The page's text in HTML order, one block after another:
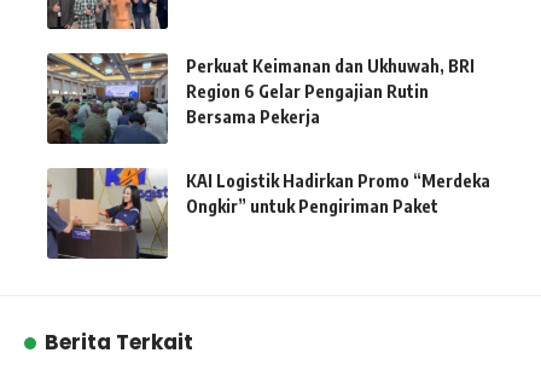
Perkuat Keimanan dan Ukhuwah, BRI
Region 6 Gelar Pengajian Rutin
Bersama Pekerja
KAI Logistik Hadirkan Promo “Merdeka
Ongkir” untuk Pengiriman Paket
Berita Terkait